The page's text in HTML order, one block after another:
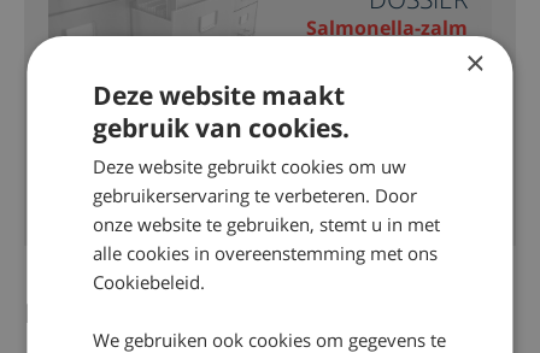
Salmonella-zalm
Meer in dit dossier
×
Deze website maakt
gebruik van cookies.
Deze website gebruikt cookies om uw
gebruikerservaring te verbeteren. Door
onze website te gebruiken, stemt u in met
alle cookies in overeenstemming met ons
Cookiebeleid.
We gebruiken ook cookies om gegevens te